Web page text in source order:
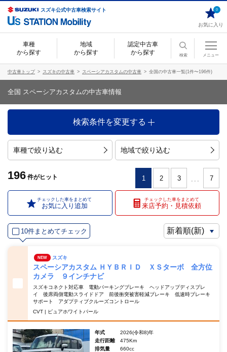
スズキ公式中古車検索サイト
お気に入り
0
車種
から探す
地域
から探す
認定中古車
から探す
検索 メニュー
中古車トップ スズキの中古車 スペーシアカスタムの中古車 全国の中古車一覧(1件〜196件)
全国 スペーシアカスタムの中古車情報
検索条件を変更する
車種で絞り込む 地域で絞り込む
196 件がヒット 1 2 3 ... 7
チェックした車をまとめて
お気に入り追加
チェックした車をまとめて
来店予約・見積依頼
10件まとめてチェック
NEW スズキ
スペーシアカスタム ＨＹＢＲＩＤ ＸＳターボ 全方位
カメラ ９インチナビ
スズキコネクト対応車 電動パーキングブレーキ ヘッドアップディスプレ
イ 後席両側電動スライドドア 前後衝突被害軽減ブレーキ 低速時ブレーキ
サポート アダプティブクルーズコントロール
CVT | ピュアホワイトパール
年式
2026(令和8)年
走行距離
475Km
排気量
660cc